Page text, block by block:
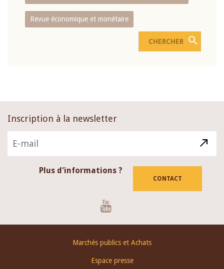
Revue économique et monétaire
Inscription à la newsletter
Plus d'informations ?
CONTACT
Marchés publics et Achats
Espace presse